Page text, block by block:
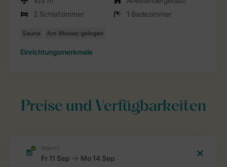
2 Schlafzimmer
1 Badezimmer
Einrichtungsmerkmale
Preise und Verfügbarkeiten